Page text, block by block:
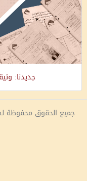
جديدنا: